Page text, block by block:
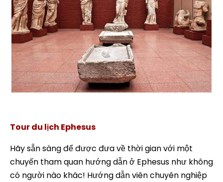
Tour du lịch Ephesus
Hãy sẵn sàng để được đưa về thời gian với một
chuyến tham quan hướng dẫn ở Ephesus như không
có người nào khác! Hướng dẫn viên chuyên nghiệp